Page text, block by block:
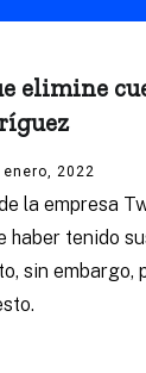
elimine
enero, 2022
la empresa
haber tenido
sin embargo,